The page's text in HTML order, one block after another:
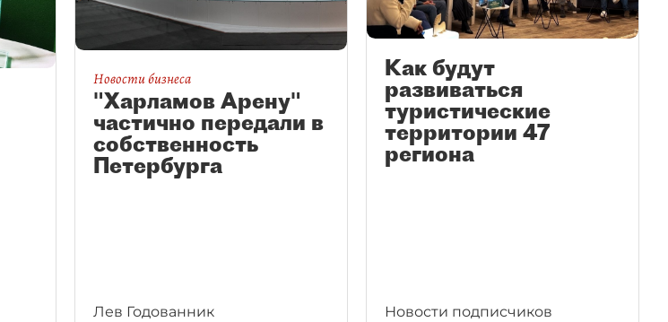
Новости бизнеса
"Харламов Арену"
частично передали в
собственность
Петербурга
Лев Годованник
Как будут
развиваться
туристические
территории 47
региона
Новости подписчиков